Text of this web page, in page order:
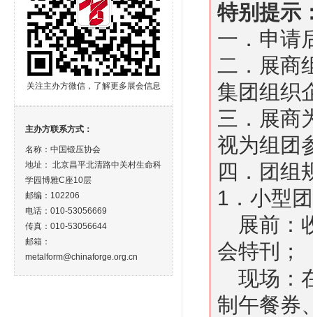
关注主办方微信，了解更多展会信息
主办方联系方式：
名称：中国锻压协会
地址： 北京昌平北清路中关村生命科
学园博雅C座10层
邮编：102206
电话：010-53056669
传真：010-53056644
邮箱：
metalform@chinaforge.org.cn
特别提示
一．申请
二．展商
集团组织
三．展商
视为组团
四．团组
1．小型
展前：
会特刊；
现场：
制午餐券